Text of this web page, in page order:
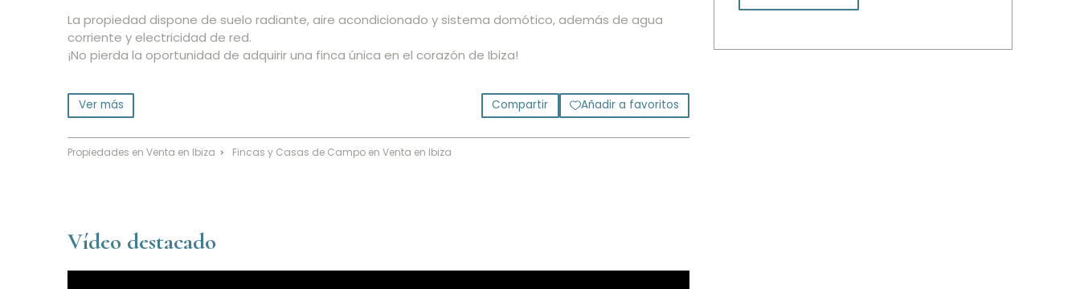
La propiedad dispone de suelo radiante, aire acondicionado y sistema domótico, además de agua
corriente y electricidad de red.
¡No pierda la oportunidad de adquirir una finca única en el corazón de Ibiza!
Ver más Compartir Añadir a favoritos
Propiedades en Venta en Ibiza⌃ Fincas y Casas de Campo en Venta en Ibiza
Vídeo destacado